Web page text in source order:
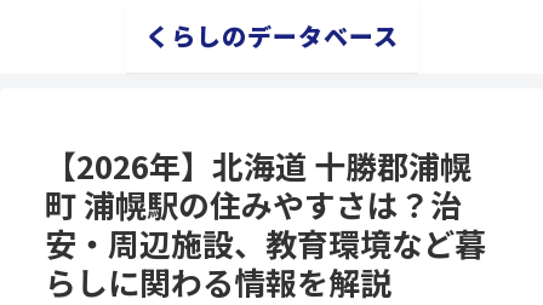
くらしのデータベース
【2026年】北海道 十勝郡浦幌
町 浦幌駅の住みやすさは？治
安・周辺施設、教育環境など暮
らしに関わる情報を解説